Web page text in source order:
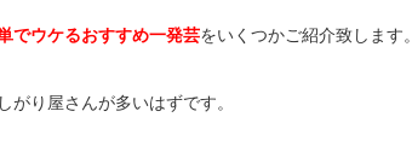
でウケるおすすめ一発芸をいくつかご紹介致します。
がり屋さんが多いはずです。